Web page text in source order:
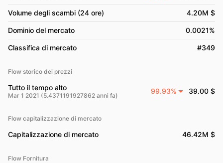
Volume degli scambi (24 ore) 4.20M $
Dominio del mercato 0.0021%
Classifica di mercato #349
Flow storico dei prezzi
Tutto il tempo alto
Mar 1 2021 (5.4371191927862 anni fa)
99.93% 39.00 $
Flow capitalizzazione di mercato
Capitalizzazione di mercato 46.42M $
Flow Fornitura